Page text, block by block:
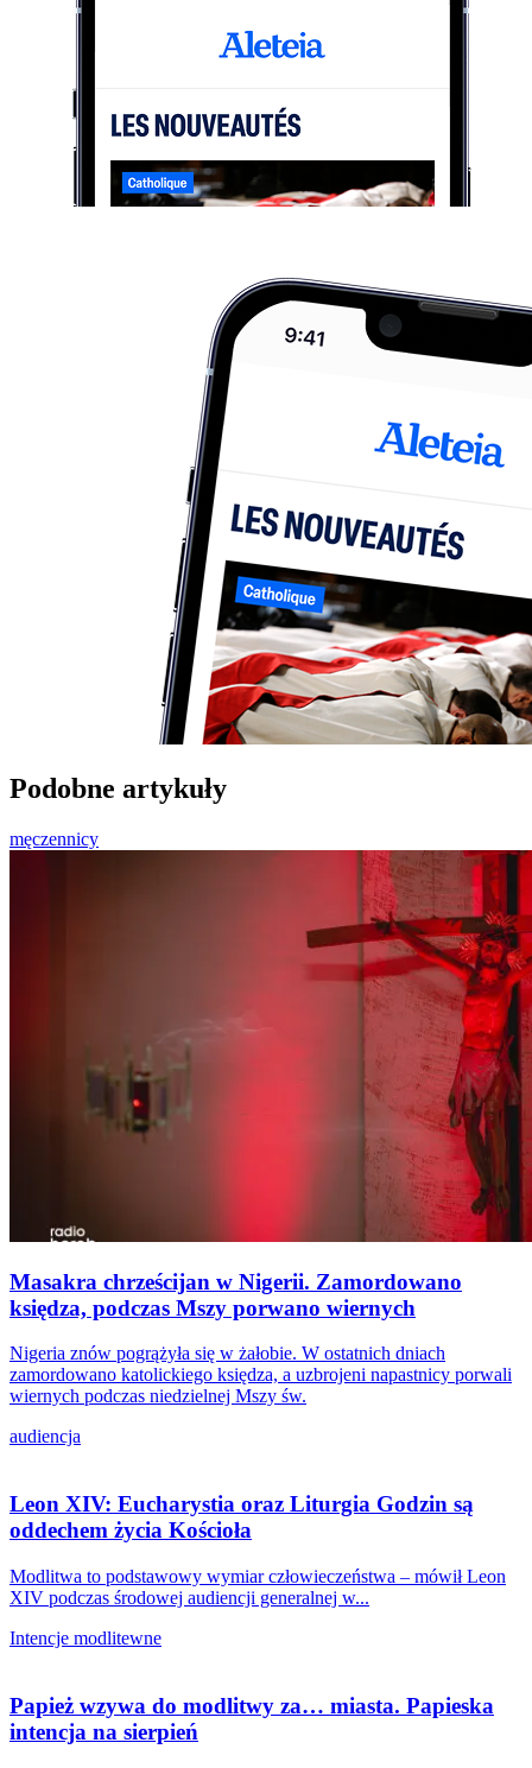
Podobne artykuły
męczennicy
Masakra chrześcijan w Nigerii. Zamordowano
księdza, podczas Mszy porwano wiernych
Nigeria znów pogrążyła się w żałobie. W ostatnich dniach
zamordowano katolickiego księdza, a uzbrojeni napastnicy porwali
wiernych podczas niedzielnej Mszy św.
audiencja
Leon XIV: Eucharystia oraz Liturgia Godzin są
oddechem życia Kościoła
Modlitwa to podstawowy wymiar człowieczeństwa – mówił Leon
XIV podczas środowej audiencji generalnej w...
Intencje modlitewne
Papież wzywa do modlitwy za… miasta. Papieska
intencja na sierpień